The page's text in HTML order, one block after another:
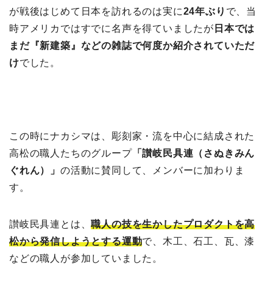
が戦後はじめて日本を訪れるのは実に24年ぶり で、当
時アメリカではすでに名声を得ていましたが 日本では
まだ『新建築』などの雑誌で何度か紹介されていただ
けでした。
この時にナカシマは、彫刻家・流を中心に結成された
高松の職人たちのグループ「讃岐民具連（さぬきみん
ぐれん）」 の活動に賛同して、メンバーに加わりま
す。
讃岐民具連とは、職人の技を生かしたプロダクトを高
松から発信しようとする運動で、木工、石工、瓦、漆
などの職人が参加していました。